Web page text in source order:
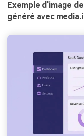
Exemple d'image
généré avec